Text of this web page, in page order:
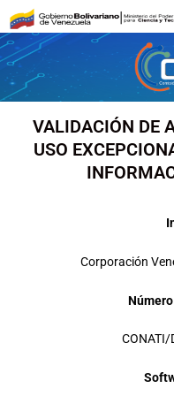
contenido
VALIDACIÓN DE
USO
Corporación